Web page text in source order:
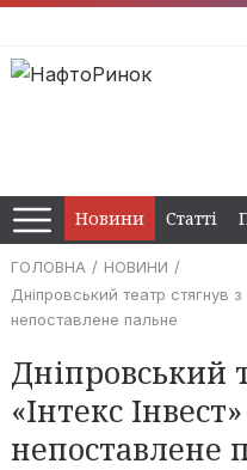
Новини Статті
ГОЛОВНА
НОВИНИ
Дніпровський театр стягнув з
непоставлене пальне
Дніпровський
«Інтекс
непоставлене